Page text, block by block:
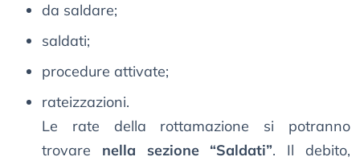
da saldare;
saldati;
procedure attivate;
rateizzazioni.
Le rate della rottamazione si potranno
trovare nella sezione “Saldati”. Il debito,